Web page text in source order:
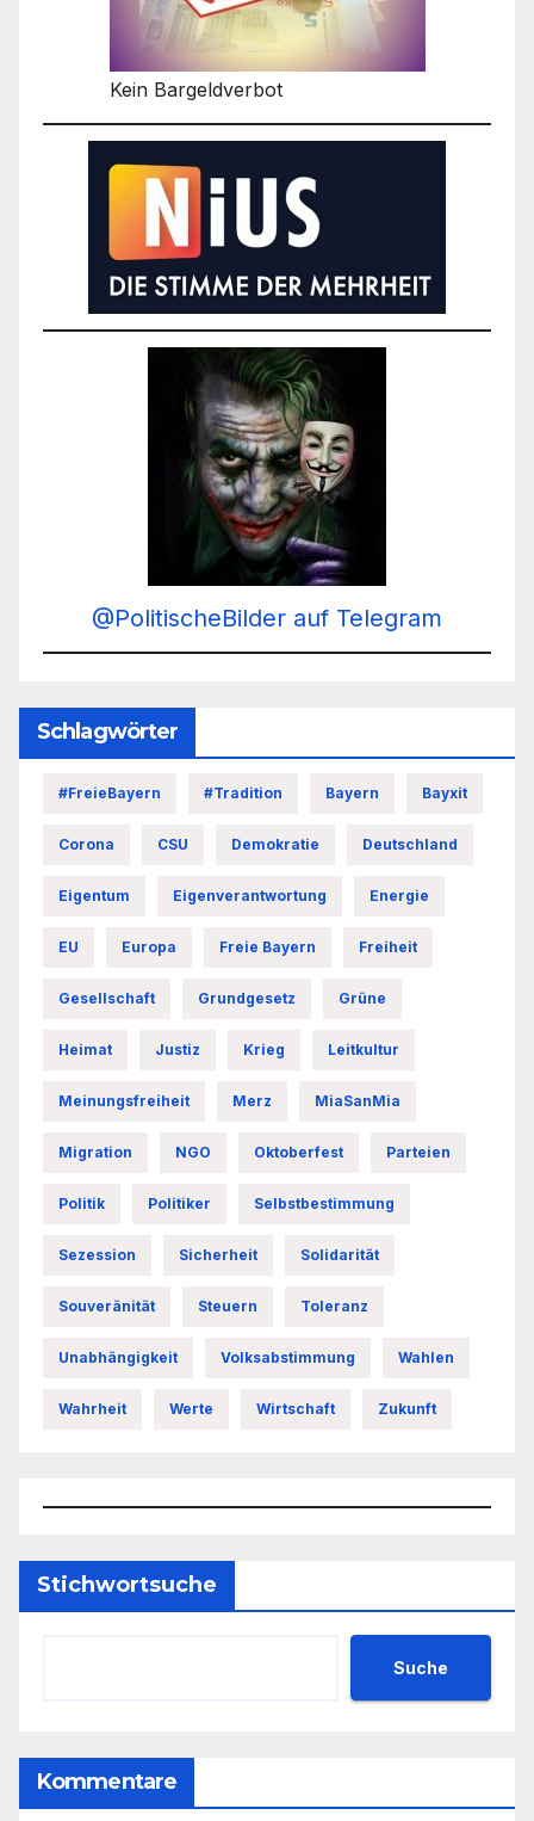
Kein Bargeldverbot
@PolitischeBilder auf Telegram
Schlagwörter
#FreieBayern #Tradition Bayern Bayxit
Corona CSU Demokratie Deutschland
Eigentum Eigenverantwortung Energie
EU Europa Freie Bayern Freiheit
Gesellschaft Grundgesetz Grüne
Heimat Justiz Krieg Leitkultur
Meinungsfreiheit Merz MiaSanMia
Migration NGO Oktoberfest Parteien
Politik Politiker Selbstbestimmung
Sezession Sicherheit Solidarität
Souveränität Steuern Toleranz
Unabhängigkeit Volksabstimmung Wahlen
Wahrheit Werte Wirtschaft Zukunft
Stichwortsuche
Suche
Kommentare